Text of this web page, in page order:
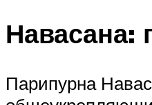
Навасана:
Парипурна